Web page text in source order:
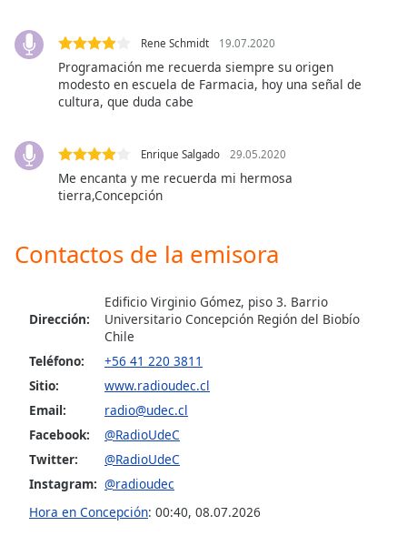
modal
dialog
cancel
and
window.
Color
Opacity
Background
Rene Schmidt 19.07.2020
Programación me recuerda siempre su origen
modesto en escuela de Farmacia, hoy una señal de
cultura, que duda cabe
Enrique Salgado 29.05.2020
Me encanta y me recuerda mi hermosa
tierra,Concepción
Contactos de la emisora
Dirección:
Edificio Virginio Gómez, piso 3. Barrio
Universitario Concepción Región del Biobío
Chile
Teléfono:
+56 41 220 3811
Sitio:
www.radioudec.cl
Email:
radio@udec.cl
Facebook:
@RadioUdeC
Twitter:
@RadioUdeC
Instagram: @radioudec
Hora en Concepción: 00:40, 08.07.2026